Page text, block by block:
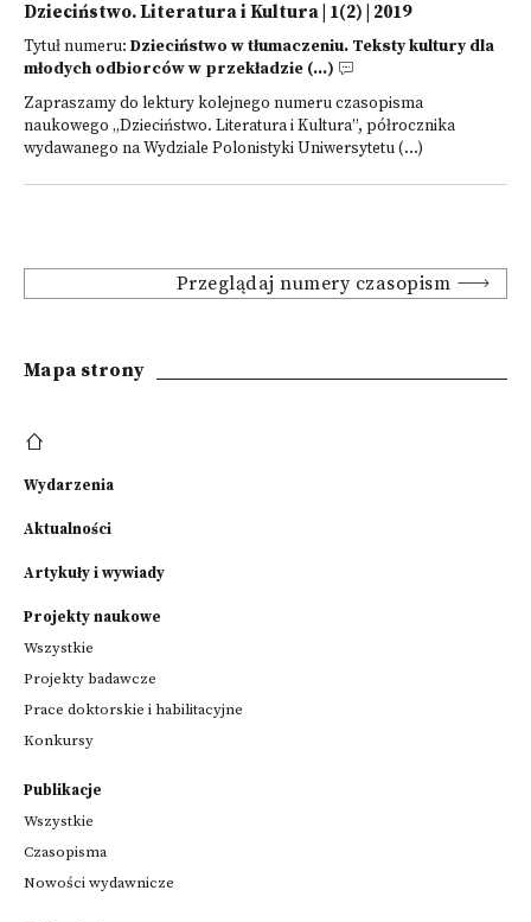
Dzieciństwo. Literatura i Kultura | 1(2) | 2019
Tytuł numeru: Dzieciństwo w tłumaczeniu. Teksty kultury dla
młodych odbiorców w przekładzie (...)
Zapraszamy do lektury kolejnego numeru czasopisma
naukowego „Dzieciństwo. Literatura i Kultura”, półrocznika
wydawanego na Wydziale Polonistyki Uniwersytetu (...)
Przeglądaj numery czasopism
Mapa strony
Wydarzenia
Aktualności
Artykuły i wywiady
Projekty naukowe
Wszystkie
Projekty badawcze
Prace doktorskie i habilitacyjne
Konkursy
Publikacje
Wszystkie
Czasopisma
Nowości wydawnicze